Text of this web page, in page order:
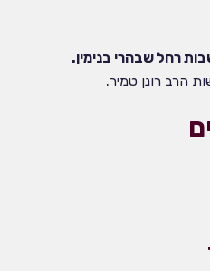
רחל שבהרי בנימין.
הרב רונן טמיר.